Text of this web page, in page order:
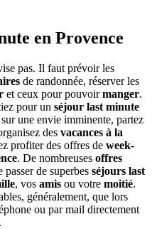
en Provence
pas. Il faut prévoir les
de randonnée, réserver les
et ceux pour pouvoirmanger.
pour un séjour last minute
une envie imminente, partez
des vacances à la
profiter des offres de week-
. De nombreuses offres
de superbes séjours last
, vos amis ou votre moitié.
généralement, que lors
ou par mail directement